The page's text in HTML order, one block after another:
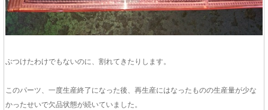
ぶつけたわけでもないのに、割れてきたりします。
このパーツ、一度生産終了になった後、再生産にはなったものの生産量が少な
かったせいで欠品状態が続いていました。